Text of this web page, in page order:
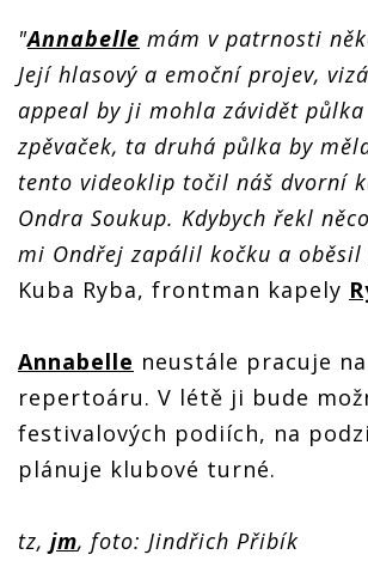
"Annabelle mám v patrnosti
Její hlasový a emoční projev,
appeal by ji mohla závidět půlka
zpěvaček, ta druhá půlka by
tento videoklip točil náš dvorní
Ondra Soukup. Kdybych řekl
mi Ondřej zapálil kočku a
Kuba Ryba, frontman kapely
Annabelle neustále pracuje
repertoáru. V létě ji bude
festivalových podiích, na
plánuje klubové turné.
tz, jm, foto: Jindřich Přibík